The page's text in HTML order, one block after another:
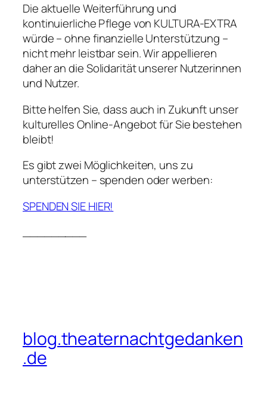
Die aktuelle Weiterführung und
kontinuierliche Pflege von KULTURA-EXTRA
würde – ohne finanzielle Unterstützung –
nicht mehr leistbar sein. Wir appellieren
daher an die Solidarität unserer Nutzerinnen
und Nutzer.
Bitte helfen Sie, dass auch in Zukunft unser
kulturelles Online-Angebot für Sie bestehen
bleibt!
Es gibt zwei Möglichkeiten, uns zu
unterstützen – spenden oder werben:
SPENDEN SIE HIER!
blog.theaternachtgedanken
.de